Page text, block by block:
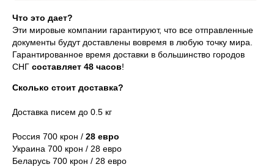
Что это дает?
Эти мировые компании гарантируют, что все отправленные
документы будут доставлены вовремя в любую точку мира.
Гарантированное время доставки в большинство городов
СНГ составляет 48 часов!
Сколько стоит доставка?
Доставка писем до 0.5 кг
Россия 700 крон / 28 евро
Украина 700 крон / 28 евро
Беларусь 700 крон / 28 евро